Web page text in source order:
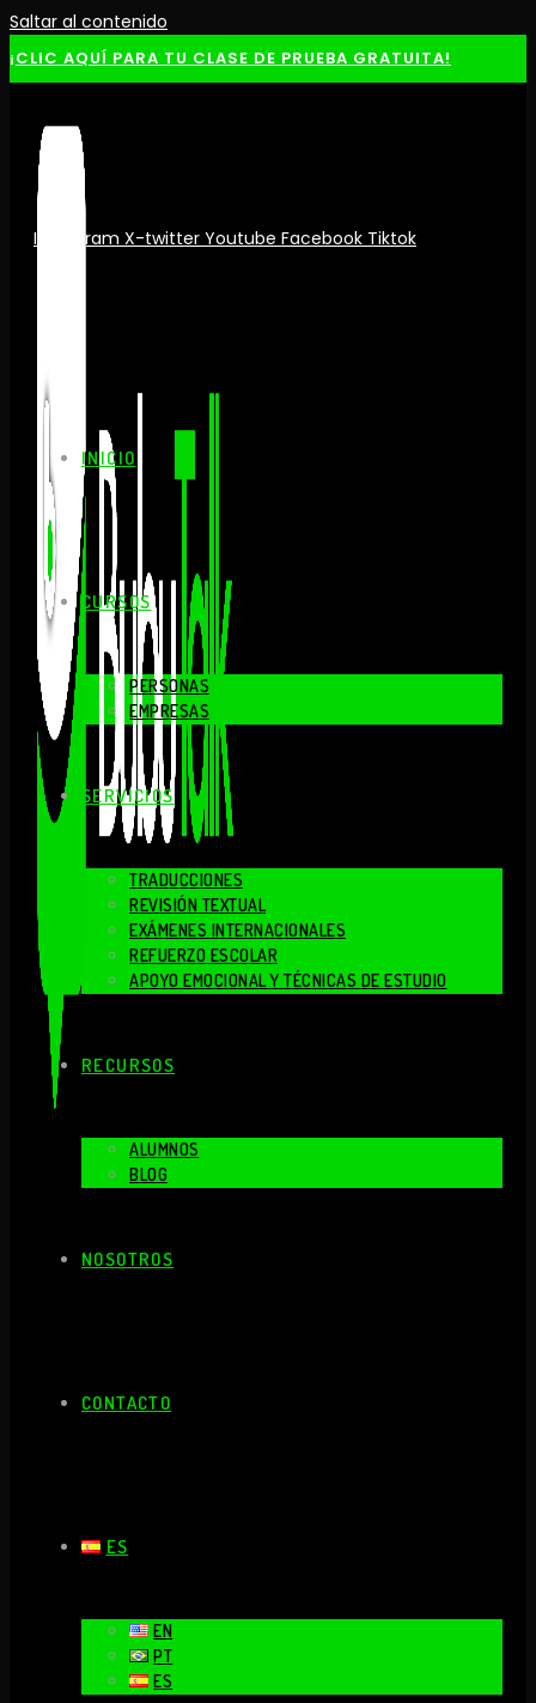
Saltar al contenido
¡CLIC AQUÍ PARA TU CLASE DE PRUEBA GRATUITA!
Instagram X-twitter Youtube Facebook Tiktok
INICIO
CURSOS
PERSONAS
EMPRESAS
SERVICIOS
TRADUCCIONES
REVISIÓN TEXTUAL
EXÁMENES INTERNACIONALES
REFUERZO ESCOLAR
APOYO EMOCIONAL Y TÉCNICAS DE ESTUDIO
RECURSOS
ALUMNOS
BLOG
NOSOTROS
CONTACTO
ES
EN
PT
ES